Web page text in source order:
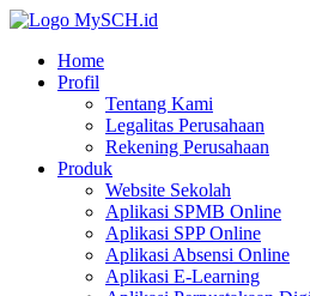
Home
Profil
Tentang Kami
Legalitas Perusahaan
Rekening Perusahaan
Produk
Website Sekolah
Aplikasi SPMB Online
Aplikasi SPP Online
Aplikasi Absensi Online
Aplikasi E-Learning